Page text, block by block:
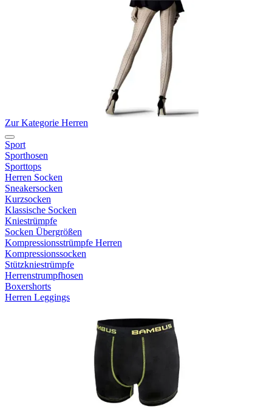
Zur Kategorie Herren
Sport
Sporthosen
Sporttops
Herren Socken
Sneakersocken
Kurzsocken
Klassische Socken
Kniestrümpfe
Socken Übergrößen
Kompressionsstrümpfe Herren
Kompressionssocken
Stützkniestrümpfe
Herrenstrumpfhosen
Boxershorts
Herren Leggings